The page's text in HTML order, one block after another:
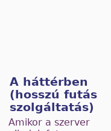
A háttérben
(hosszú futás
szolgáltatás)
Amikor a szerver